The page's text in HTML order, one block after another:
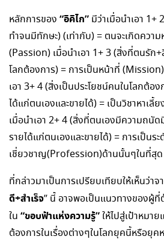
หลักการของ “อิคิไก” มีว่าเมื่อนำเอา
ทำจนมีทักษะ) (เท่ากับ) = ตนจะเกิดความ
(Passion) เมื่อนำเอา 1+ 3 (สิ่งที่ตนรัก
โลกต้องการ) = การเป็นหน้าที่
เอา 3+ 4 (สิ่งเป็นประโยชน์คนในโลกต้อ
ได้แก่ตนเองและขายได้) = เป็นวิชาหาเ
เมื่อนำเอา 2+ 4 (สิ่งที่ตนเองมีความถนัด
รายได้แก่ตนเองและขายได้) = การเป็นร
เชี่ยวชาญ(Profession)ด้านนั้นๆในที่สุด
ที่กล่าวมาเป็นการเปรียบเทียบให้เห็นว่าจ
ดี+สำเร็จ” นี้ อาจพอเป็นแนวทางของผู้ที่
ใน “ขอบฟ้าแห่งความรู้”ให้ไปสู่เป้าหมา
ต้องการในเรื่องต่างๆในโลกยุคนี้หรือยุค